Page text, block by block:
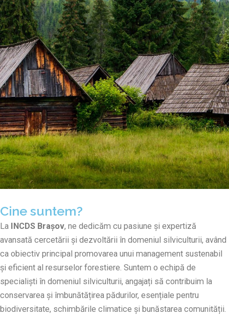
Cine suntem?
La INCDS Brașov, ne dedicăm cu pasiune și expertiză
avansată cercetării și dezvoltării în domeniul silviculturii, având
ca obiectiv principal promovarea unui management sustenabil
și eficient al resurselor forestiere. Suntem o echipă de
specialiști în domeniul silviculturii, angajați să contribuim la
conservarea și îmbunătățirea pădurilor, esențiale pentru
biodiversitate, schimbările climatice și bunăstarea comunității.